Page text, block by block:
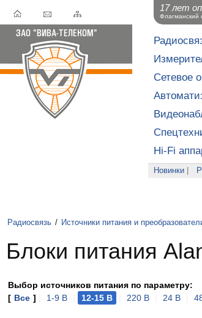
Сетевое
Hi-Fi
Новинки
Радиосвязь / Источники питания и
Блоки питания
Выбор источников питания по параметру:
[ Все ] 1-9 В 12-15 В 220 В 24 В
17 лет
Флагманский